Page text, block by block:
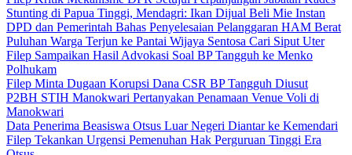
Stunting di Papua Tinggi, Mendagri: Ikan Dijual Beli Mie Instan
DPD dan Pemerintah Bahas Penyelesaian Pelanggaran HAM Berat
Puluhan Warga Terjun ke Pantai Wijaya Sentosa Cari Siput Uter
Filep Sampaikan Hasil Advokasi Soal BP Tangguh ke Menko
Polhukam
Filep Minta Dugaan Korupsi Dana CSR BP Tangguh Diusut
P2BH STIH Manokwari Pertanyakan Penamaan Venue Voli di
Manokwari
Data Penerima Beasiswa Otsus Luar Negeri Diantar ke Kemendari
Filep Tekankan Urgensi Pemenuhan Hak Perguruan Tinggi Era